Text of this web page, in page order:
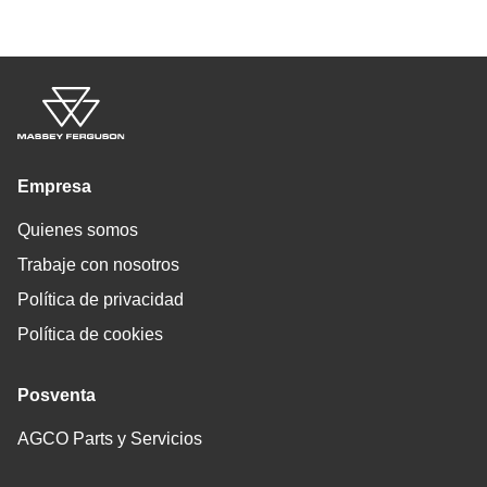
Empresa
Quienes somos
Trabaje con nosotros
Política de privacidad
Política de cookies
Posventa
AGCO Parts y Servicios